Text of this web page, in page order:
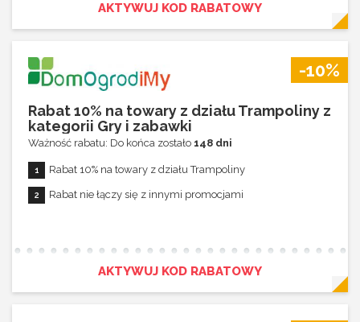
AKTYWUJ KOD RABATOWY
-10%
Rabat 10% na towary z działu Trampoliny z
kategorii Gry i zabawki
Ważność rabatu: Do końca zostało 148 dni
Rabat 10% na towary z działu Trampoliny
Rabat nie łączy się z innymi promocjami
AKTYWUJ KOD RABATOWY